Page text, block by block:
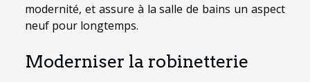
modernité, et assure à la salle de bains un aspect
neuf pour longtemps.
Moderniser la robinetterie